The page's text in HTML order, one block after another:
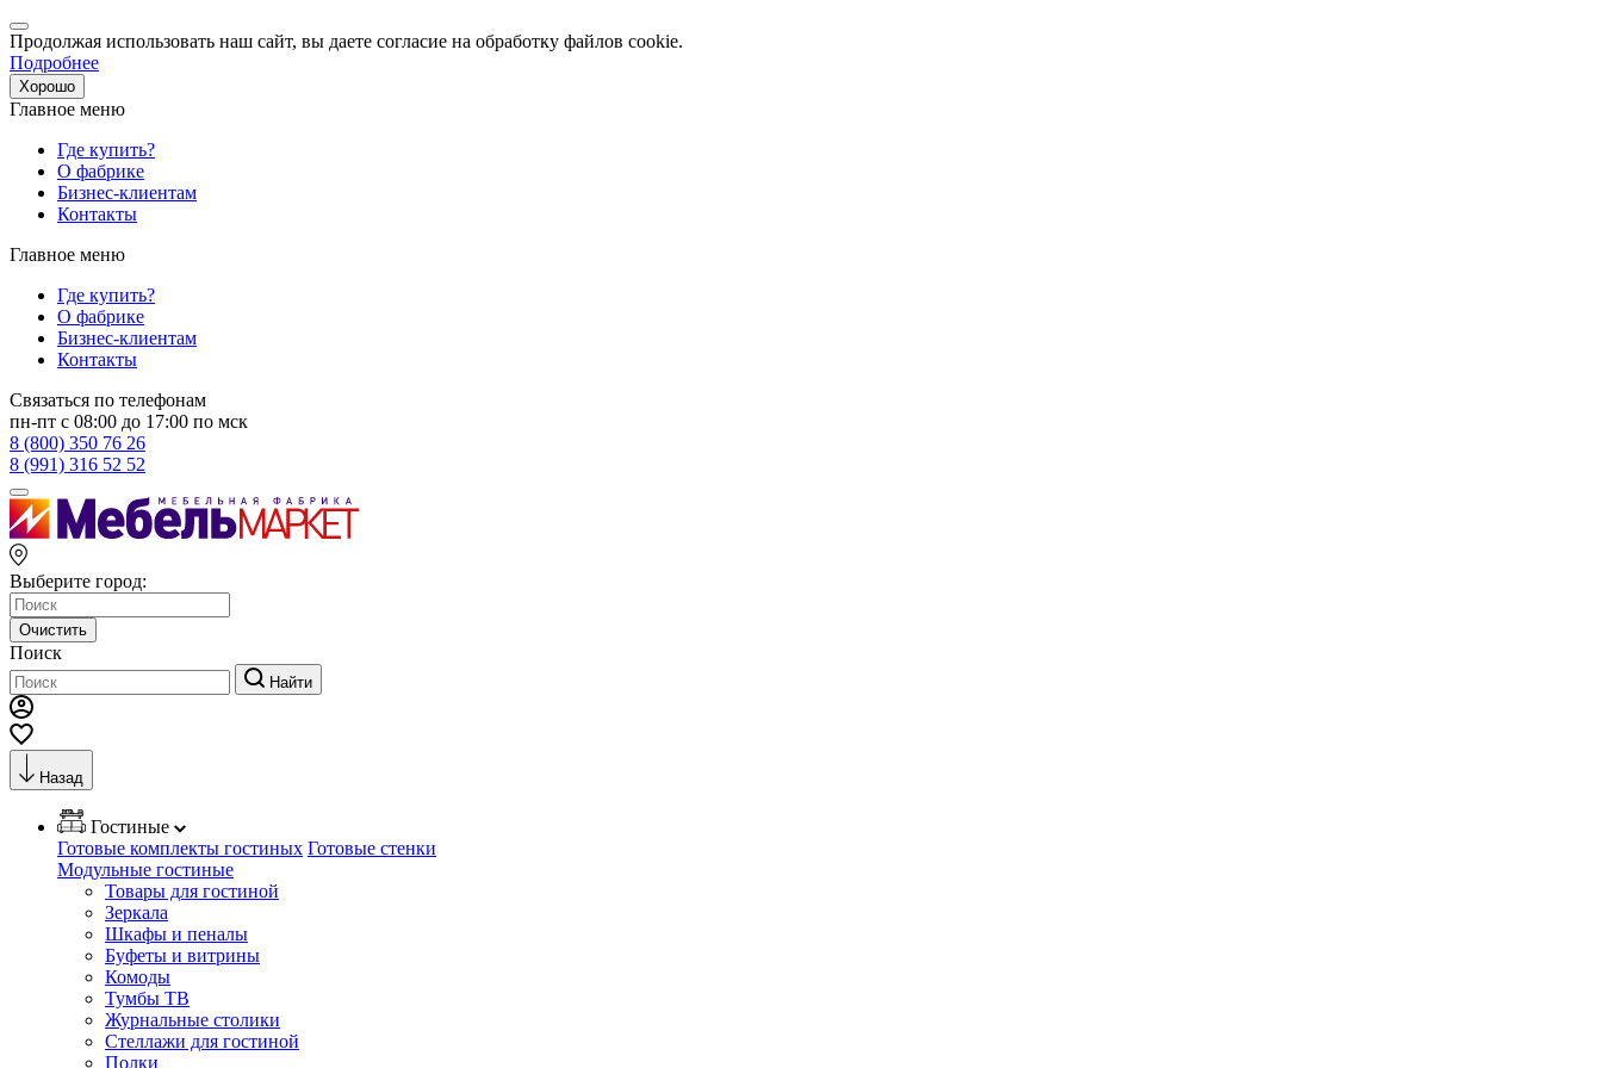
Продолжая использовать наш сайт, вы даете согласие на обработку файлов cookie.
Подробнее
Хорошо
Главное меню
Где купить?
О фабрике
Бизнес-клиентам
Контакты
Главное меню
Где купить?
О фабрике
Бизнес-клиентам
Контакты
Связаться по телефонам
пн-пт с 08:00 до 17:00 по мск
8 (800) 350 76 26
8 (991) 316 52 52
Выберите город:
Очистить
Поиск
Найти
Назад
Гостиные
Готовые комплекты гостиных Готовые стенки
Модульные гостиные
Товары для гостиной
Зеркала
Шкафы и пеналы
Буфеты и витрины
Комоды
Тумбы ТВ
Журнальные столики
Стеллажи для гостиной
Полки